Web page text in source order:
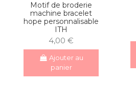
Motif de broderie
machine bracelet
hope personnalisable
ITH
4,00 €
Ajouter au
panier